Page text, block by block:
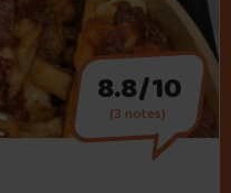
8.8/10
(3 notes)